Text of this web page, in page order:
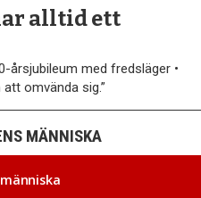
alltid ett
årsjubileum med fredsläger •
omvända sig.”
MÄNNISKA